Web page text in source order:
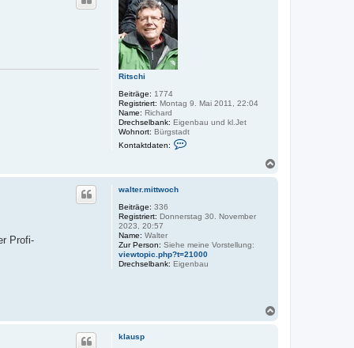
Ritschi
Beiträge: 1774
Registriert: Montag 9. Mai 2011, 22:04
Name: Richard
Drechselbank: Eigenbau und kl.Jet
Wohnort: Bürgstadt
Kontaktdaten:
a
a
n
v
o
c
walter.mittwoch
Beiträge: 336
Registriert: Donnerstag 30. November
2023, 20:57
Name: Walter
Zur Person: Siehe meine Vorstellung:
viewtopic.php?t=21000
Drechselbank: Eigenbau
Profi-
klausp